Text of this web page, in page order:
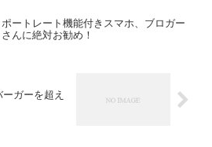
ポートレート機能付きスマホ、ブロガー
さんに絶対お勧め！
ガーを超え